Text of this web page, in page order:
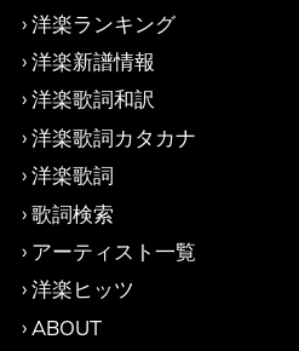
洋楽ランキング
洋楽新譜情報
洋楽歌詞和訳
洋楽歌詞カタカナ
洋楽歌詞
歌詞検索
アーティスト一覧
洋楽ヒッツ
ABOUT